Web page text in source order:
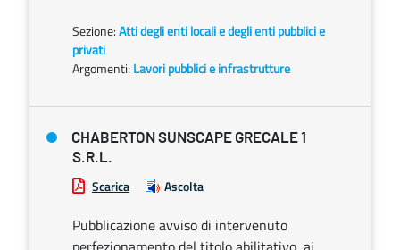
Sezione:Atti degli enti locali e degli enti pubblici e
privati
Argomenti: Lavori pubblici e infrastrutture
CHABERTON SUNSCAPE GRECALE 1
S.R.L.
Scarica Ascolta
Pubblicazione avviso di intervenuto